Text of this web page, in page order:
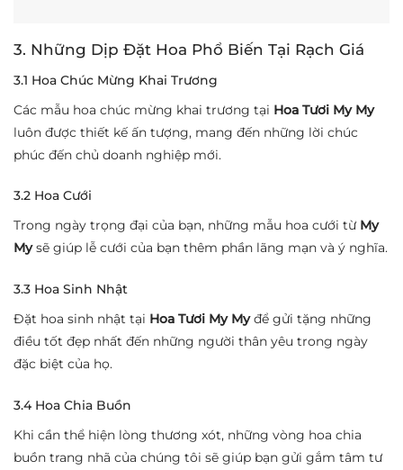
3. Những Dịp Đặt Hoa Phổ Biến Tại Rạch Giá
3.1 Hoa Chúc Mừng Khai Trương
Các mẫu hoa chúc mừng khai trương tại Hoa Tươi My My
luôn được thiết kế ấn tượng, mang đến những lời chúc
phúc đến chủ doanh nghiệp mới.
3.2 Hoa Cưới
Trong ngày trọng đại của bạn, những mẫu hoa cưới từ My
Mysẽ giúp lễ cưới của bạn thêm phần lãng mạn và ý nghĩa.
3.3 Hoa Sinh Nhật
Đặt hoa sinh nhật tại Hoa Tươi My Myđể gửi tặng những
điều tốt đẹp nhất đến những người thân yêu trong ngày
đặc biệt của họ.
3.4 Hoa Chia Buồn
Khi cần thể hiện lòng thương xót, những vòng hoa chia
buồn trang nhã của chúng tôi sẽ giúp bạn gửi gắm tâm tư